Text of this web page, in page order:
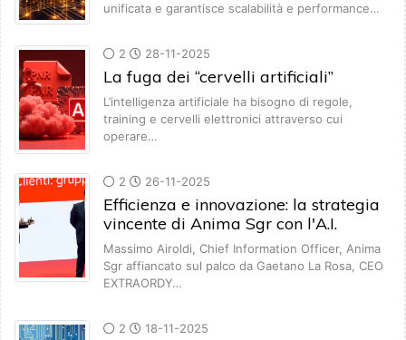
unificata e garantisce scalabilità e performance…
2 28-11-2025
La fuga dei “cervelli artificiali”
L’intelligenza artificiale ha bisogno di regole,
training e cervelli elettronici attraverso cui
operare…
2 26-11-2025
Efficienza e innovazione: la strategia
vincente di Anima Sgr con l'A.I.
Massimo Airoldi, Chief Information Officer, Anima
Sgr affiancato sul palco da Gaetano La Rosa, CEO
EXTRAORDY…
2 18-11-2025